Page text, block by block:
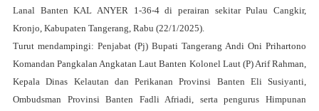
Lanal Banten KAL ANYER 1-36-4 di perairan sekitar Pulau Cangkir,
Kronjo, Kabupaten Tangerang, Rabu (22/1/2025).
Turut mendampingi: Penjabat (Pj) Bupati Tangerang Andi Oni Prihartono
Komandan Pangkalan Angkatan Laut Banten Kolonel Laut (P) Arif Rahman,
Kepala Dinas Kelautan dan Perikanan Provinsi Banten Eli Susiyanti,
Ombudsman Provinsi Banten Fadli Afriadi, serta pengurus Himpunan